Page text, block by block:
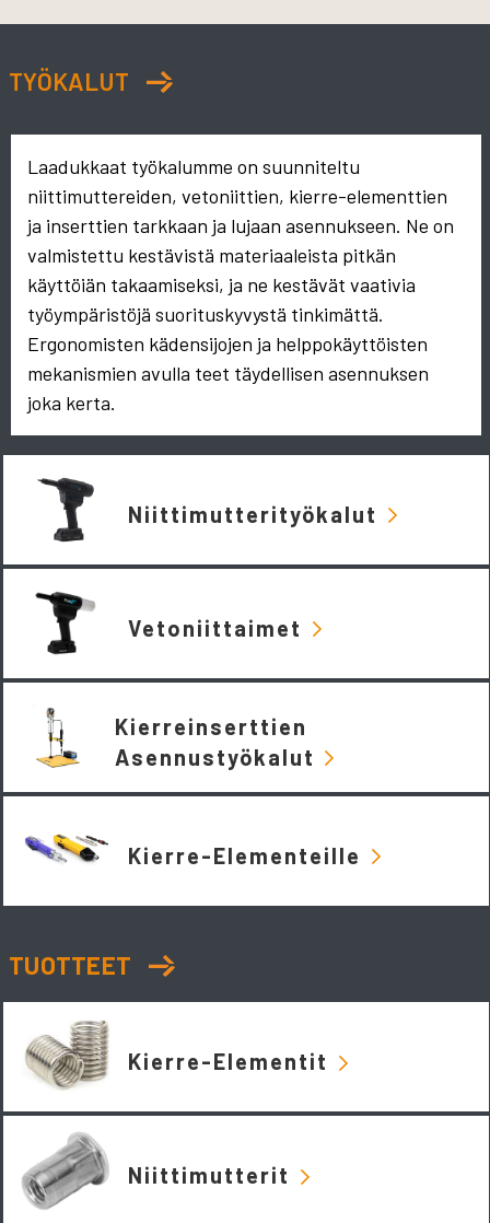
TYÖKALUT
Laadukkaat työkalumme on suunniteltu
niittimuttereiden, vetoniittien, kierre-elementtien
ja inserttien tarkkaan ja lujaan asennukseen. Ne on
valmistettu kestävistä materiaaleista pitkän
käyttöiän takaamiseksi, ja ne kestävät vaativia
työympäristöjä suorituskyvystä tinkimättä.
Ergonomisten kädensijojen ja helppokäyttöisten
mekanismien avulla teet täydellisen asennuksen
joka kerta.
Niittimutterityökalut
Vetoniittaimet
Kierreinserttien
Asennustyökalut
Kierre-Elementeille
TUOTTEET
Kierre-Elementit
Niittimutterit